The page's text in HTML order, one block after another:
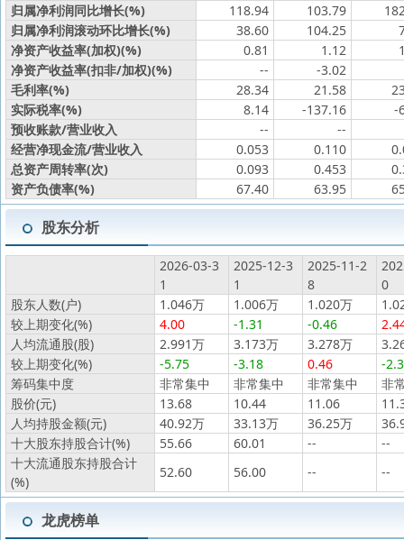
归属净利润同比增长(%)
118.94 103.79
归属净利润滚动环比增长(%)
38.60 104.25
净资产收益率(加权)(%)
0.81 1.12
净资产收益率(扣非/加权)(%)
--
-3.02
毛利率(%)
28.34 21.58
实际税率(%)
8.14 -137.16
-
预收账款/营业收入
--
--
经营净现金流/营业收入
0.053 0.110
总资产周转率(次)
0.093 0.453
资产负债率(%)
67.40 63.95
股东分析
2026-03-3
1
2025-12-3
1
2025-11-2
8
0
股东人数(户)
1.046万 1.006万 1.020万
较上期变化(%)
4.00 -1.31 -0.46
人均流通股(股)
2.991万 3.173万 3.278万
较上期变化(%)
-5.75 -3.18 0.46
-
筹码集中度
非常集中 非常集中 非常集中
非
股价(元)
13.68 10.44 11.06
人均持股金额(元)
40.92万 33.13万 36.25万
十大股东持股合计(%)
55.66 60.01 --
--
十大流通股东持股合计
(%)
52.60 56.00 -- --
龙虎榜单